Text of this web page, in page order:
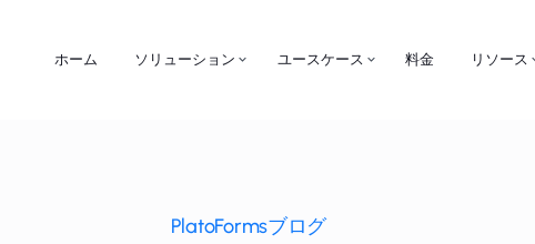
ホーム ソリューション ユースケース 料金 リソース
PlatoFormsブログ